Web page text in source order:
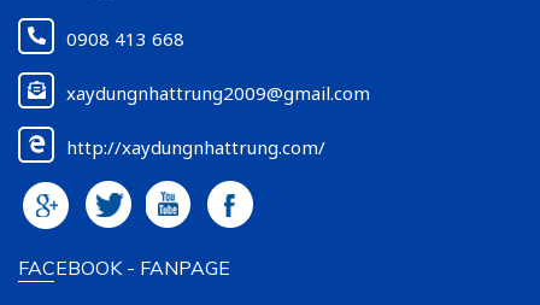
0908 413 668
xaydungnhattrung2009@gmail.com
http://xaydungnhattrung.com/
FACEBOOK - FANPAGE